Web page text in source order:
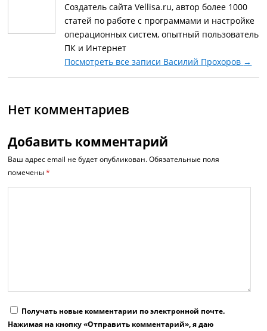
Создатель сайта Vellisa.ru, автор более 1000
статей по работе с программами и настройке
операционных систем, опытный пользователь
ПК и Интернет
Посмотреть все записи Василий Прохоров →
Нет комментариев
Добавить комментарий
Ваш адрес email не будет опубликован. Обязательные поля
помечены*
Получать новые комментарии по электронной почте.
Нажимая на кнопку «Отправить комментарий», я даю